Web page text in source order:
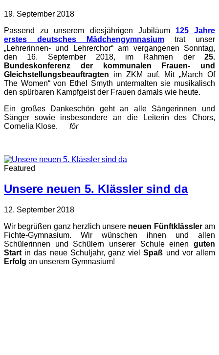
19. September 2018
Passend zu unserem diesjährigen Jubiläum
125 Jahre
erstes deutsches Mädchengymnasium trat unser
„Lehrerinnen- und Lehrerchor“ am vergangenen Sonntag,
den 16. September 2018, im Rahmen der 25.
Bundeskonferenz der kommunalen Frauen- und
Gleichstellungsbeauftragten im ZKM auf. Mit „March Of
The Women“ von Ethel Smyth untermalten sie musikalisch
den spürbaren Kampfgeist der Frauen damals wie heute.
Ein großes Dankeschön geht an alle Sängerinnen und
Sänger sowie insbesondere an die Leiterin des Chors,
Cornelia Klose. för
Featured
Unsere neuen 5. Klässler sind da
12. September 2018
Wir begrüßen ganz herzlich unsere neuen Fünftklässleram
Fichte-Gymnasium. Wir wünschen ihnen und allen
Schülerinnen und Schülern unserer Schule einen guten
Start in das neue Schuljahr, ganz vielSpaß und vor allem
Erfolg an unserem Gymnasium!